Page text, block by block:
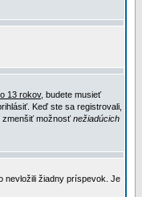
13 rokov, budete musieť
Keď ste sa registrovali,
zmenšiť možnosťnežiadúcich
nevložili žiadny príspevok. Je